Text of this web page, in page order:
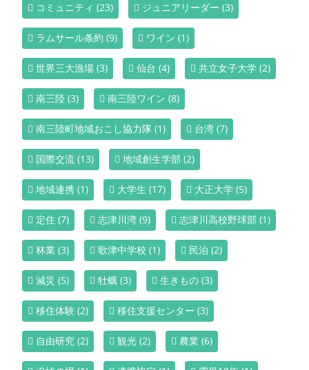
コミュニティ (23) ジュニアリーダー (3)
ラムサール条約 (9) ワイン (1)
世界三大漁場 (3) 仙台 (4) 共立女子大学 (2)
南三陸 (3) 南三陸ワイン (8)
南三陸町地域おこし協力隊 (1) 台湾 (7)
国際交流 (13) 地域創生学部 (2)
地域連携 (1) 大学生 (17) 大正大学 (5)
定住 (7) 志津川湾 (9) 志津川高校野球部 (1)
林業 (3) 歌津中学校 (1) 民泊 (2)
減災 (5) 牡蠣 (3) 生きもの (3)
移住体験 (2) 移住支援センター (3)
自由研究 (2) 観光 (2) 農業 (6)